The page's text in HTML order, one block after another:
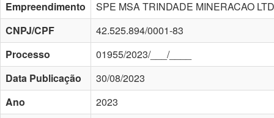
Empreendimento
SPE MSA TRINDADE MINERACAO
CNPJ/CPF
42.525.894/0001-83
Processo
01955/2023/___/____
Data Publicação
30/08/2023
Ano
2023